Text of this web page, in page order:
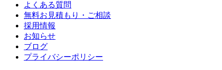
よくある質問
無料お見積もり・ご相談
採用情報
お知らせ
ブログ
プライバシーポリシー